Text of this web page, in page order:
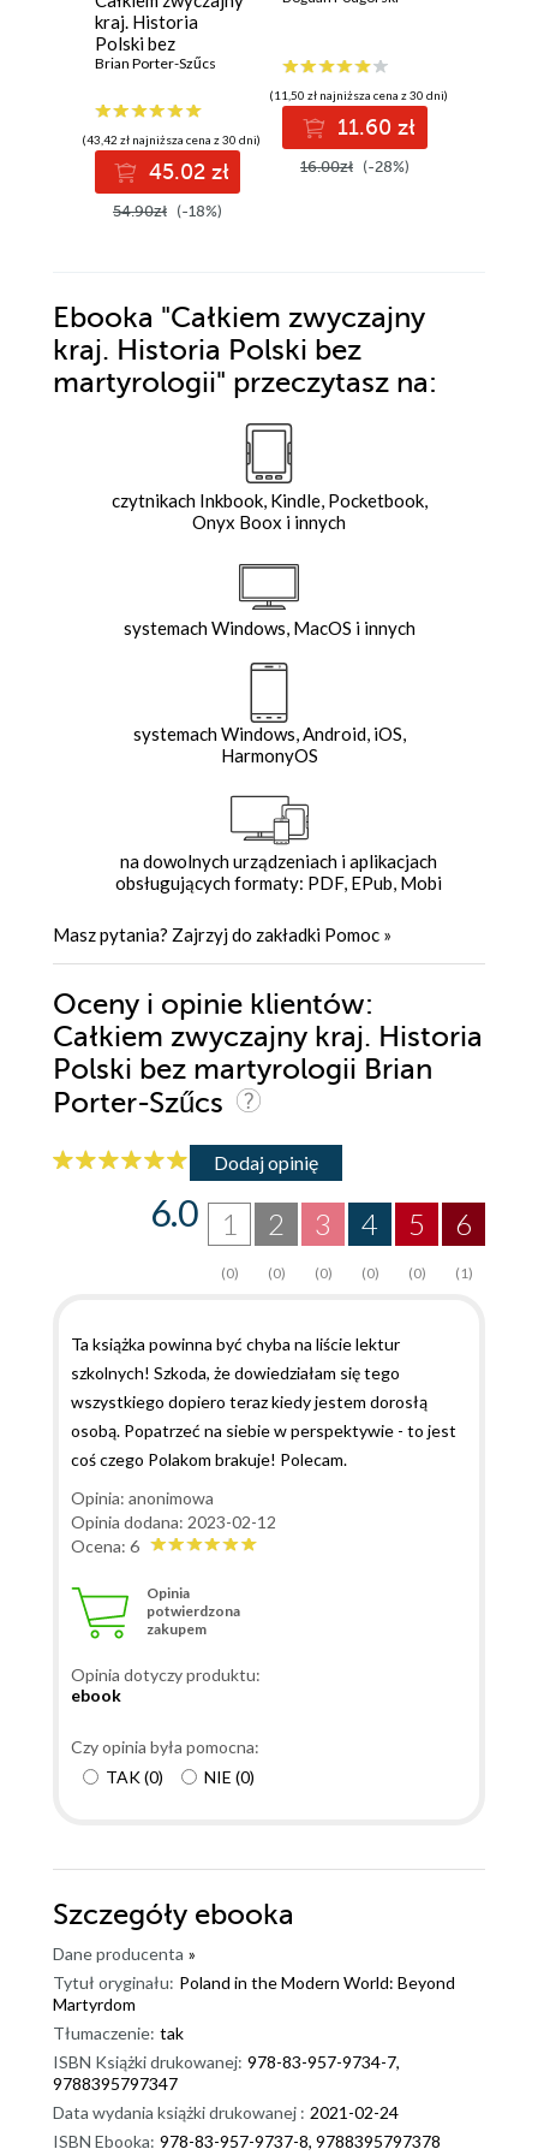
kraj. Historia
Polski bez
martyrologii
Brian Porter-Szűcs
(43,42 zł najniższa cena z 30 dni)
45.02 zł
54.90zł (-18%)
(11,50 zł najniższa cena z 30 dni)
11.60 zł
16.00zł (-28%)
Ebooka "Całkiem zwyczajny
kraj. Historia Polski bez
martyrologii" przeczytasz na:
czytnikach Inkbook, Kindle, Pocketbook,
Onyx Boox i innych
systemach Windows, MacOS i innych
systemach Windows, Android, iOS,
HarmonyOS
na dowolnych urządzeniach i aplikacjach
obsługujących formaty: PDF, EPub, Mobi
Masz pytania? Zajrzyj do zakładki Pomoc »
Oceny i opinie klientów:
Całkiem zwyczajny kraj. Historia
Polski bez martyrologii Brian
Porter-Szűcs
Dodaj opinię
6
(1)
5
(0)
4
(0)
3
(0)
2
(0)
1
(0)
6.0
Ta książka powinna być chyba na liście lektur
szkolnych! Szkoda, że dowiedziałam się tego
wszystkiego dopiero teraz kiedy jestem dorosłą
osobą. Popatrzeć na siebie w perspektywie - to jest
coś czego Polakom brakuje! Polecam.
Opinia: anonimowa
Opinia dodana: 2023-02-12
Ocena: 6
Opinia
potwierdzona
zakupem
Opinia dotyczy produktu:
ebook
Czy opinia była pomocna:
TAK(0) NIE (0)
Szczegóły ebooka
Dane producenta »
Tytuł oryginału: Poland in the Modern World: Beyond
Martyrdom
Tłumaczenie: tak
ISBN Książki drukowanej: 978-83-957-9734-7,
9788395797347
Data wydania książki drukowanej : 2021-02-24
ISBN Ebooka: 978-83-957-9737-8, 9788395797378